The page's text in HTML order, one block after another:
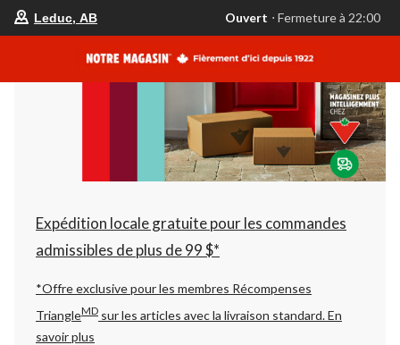
votre
est
AB,
Ouvert,
Fermeture
à
22:00
changer
Leduc, AB Ouvert ⋅ Fermeture à 22:00
Expédition locale gratuite pour les commandes
admissibles de plus de 99 $*
*Offre exclusive pour les membres Récompenses
TriangleMD sur les articles avec la livraison standard.En
savoir plus